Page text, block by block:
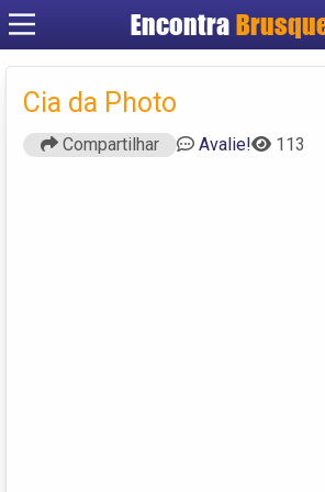
Encontra
Cadastrar
Cia da Photo
Compartilhar Avalie! 113